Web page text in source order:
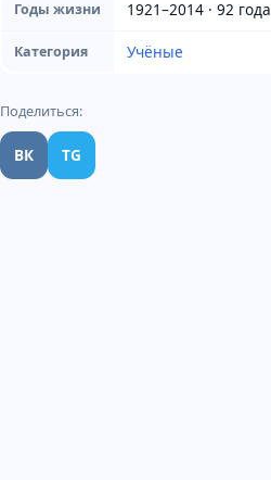
Годы жизни 1921–2014 · 92 года
Категория Учёные
Поделиться:
ВК TG